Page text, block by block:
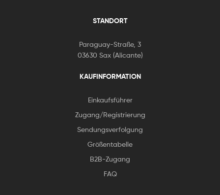
STANDORT
Paraguay-Straße, 3
03630 Sax (Alicante)
KAUFINFORMATION
Einkaufsführer
Zugang/Registrierung
Sendungsverfolgung
Größentabelle
B2B-Zugang
FAQ